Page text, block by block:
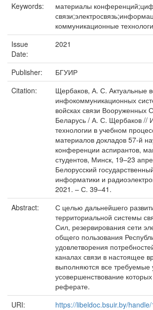
Keywords:
материалы
коммуникационные
Issue
Date:
2021
Publisher:
БГУИР
Citation:
Щербаков, А. С. Актуальные
инфокоммуникационных
войсках связи Вооруженных
Беларусь / А. С. Щербаков //
технологии в учебном
материалов докладов 57-й
конференции аспирантов,
студентов, Минск, 19–23
Белорусский
информатики и
2021. – С. 39–41.
Abstract:
С целью дальнейшего
территориальной системы
Сил, резервирования сети
общего пользования
удовлетворения
каналах связи в настоящее
выполняются все требуемые
усовершенствование
реферате.
URI:
https://libeldoc.bsuir.by/